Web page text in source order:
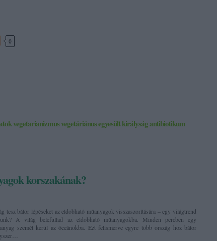
0
vegetarianizmusvegetáriánusegyesült királyságantibiotikum
korszakának?
tesz bátor lépéseket az eldobható műanyagok visszaszorítására – egy világtrend
A világ belefullad az eldobható műanyagokba. Minden percben egy
szemét kerül az óceánokba. Ezt felismerve egyre több ország hoz bátor